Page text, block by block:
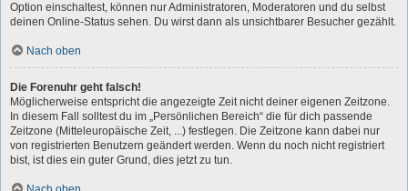
Option einschaltest, können nur Administratoren, Moderatoren und du selbst
deinen Online-Status sehen. Du wirst dann als unsichtbarer Besucher gezählt.
Nach oben
Die Forenuhr geht falsch!
Möglicherweise entspricht die angezeigte Zeit nicht deiner eigenen Zeitzone.
In diesem Fall solltest du im „Persönlichen Bereich“ die für dich passende
Zeitzone (Mitteleuropäische Zeit, ...) festlegen. Die Zeitzone kann dabei nur
von registrierten Benutzern geändert werden. Wenn du noch nicht registriert
bist, ist dies ein guter Grund, dies jetzt zu tun.